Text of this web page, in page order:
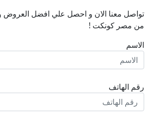
تواصل معنا الان و احصل علي افضل العروض
من مصر كونكت !
الاسم
رقم الهاتف